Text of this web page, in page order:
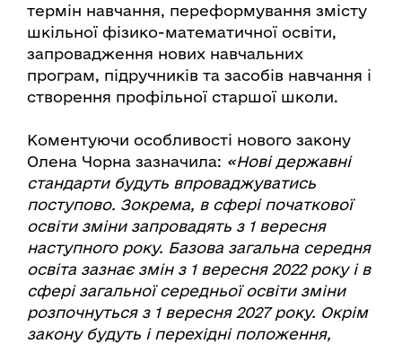
термін навчання, переформування змісту
шкільної фізико-математичної освіти,
запровадження нових навчальних
програм, підручників та засобів навчання і
створення профільної старшої школи.
Коментуючи особливості нового закону
Олена Чорна зазначила: «Нові державні
стандарти будуть впроваджуватись
поступово. Зокрема, в сфері початкової
освіти зміни запровадять з 1 вересня
наступного року. Базова загальна середня
освіта зазнає змін з 1 вересня 2022 року і в
сфері загальної середньої освіти зміни
розпочнуться з 1 вересня 2027 року. Окрім
закону будуть і перехідні положення,